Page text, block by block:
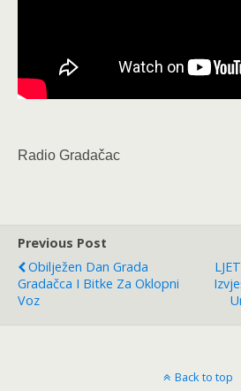
Radio Gradačac
Previous Post
Obilježen Dan Grada
Gradačca I Bitke Za Oklopni
Voz
Back to top